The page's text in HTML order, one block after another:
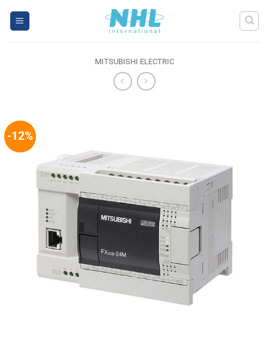
MITSUBISHI ELECTRIC
-12%